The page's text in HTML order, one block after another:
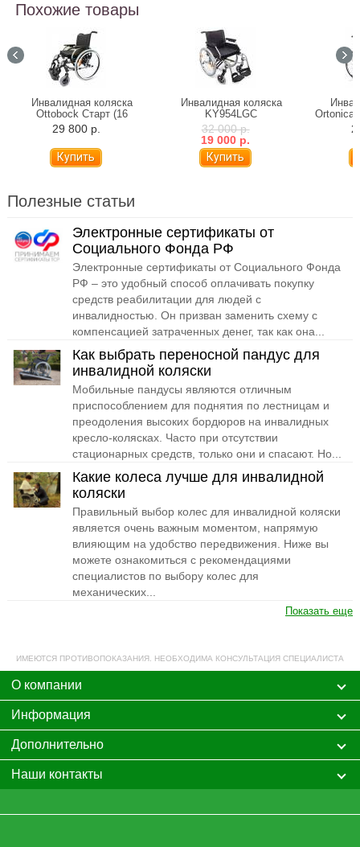
Похожие товары
Инвалидная коляска
Ottobock Старт (16
вариантов комплектации)
29 800 р.
Инвалидная коляска
KY954LGC
32 000 р.
19 000 р.
Ortonica
Полезные статьи
Электронные сертификаты от
Социального Фонда РФ
Электронные сертификаты от Социального Фонда
РФ – это удобный способ оплачивать покупку
средств реабилитации для людей с
инвалидностью. Он призван заменить схему с
компенсацией затраченных денег, так как она...
Как выбрать переносной пандус для
инвалидной коляски
Мобильные пандусы являются отличным
приспособлением для поднятия по лестницам и
преодоления высоких бордюров на инвалидных
кресло-колясках. Часто при отсутствии
стационарных средств, только они и спасают. Но...
Какие колеса лучше для инвалидной
коляски
Правильный выбор колес для инвалидной коляски
является очень важным моментом, напрямую
влияющим на удобство передвижения. Ниже вы
можете ознакомиться с рекомендациями
специалистов по выбору колес для
механических...
Показать еще
ИМЕЮТСЯ ПРОТИВОПОКАЗАНИЯ. НЕОБХОДИМА КОНСУЛЬТАЦИЯ СПЕЦИАЛИСТА
О компании
Информация
Дополнительно
Наши контакты